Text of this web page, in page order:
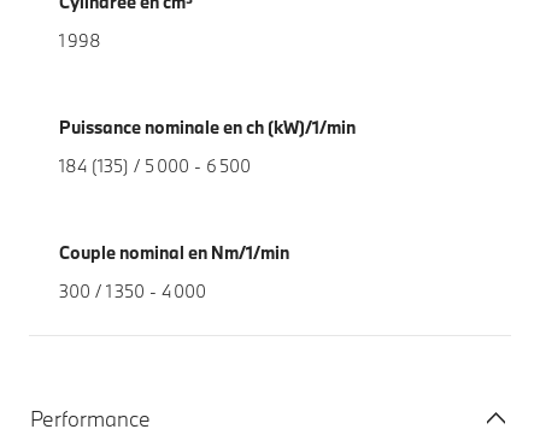
1 998
Puissance nominale en ch (kW)/1/min
184 (135) / 5 000 - 6 500
Couple nominal en Nm/1/min
300 / 1 350 - 4 000
Performance